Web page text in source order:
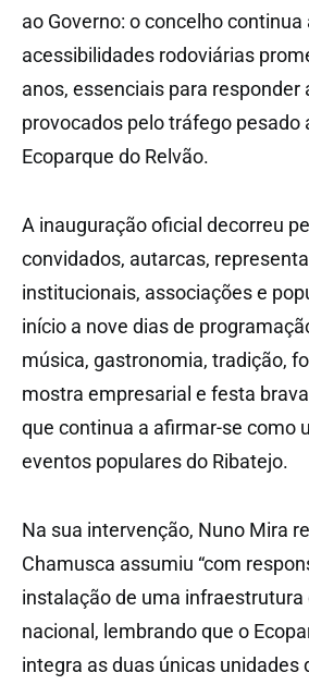
ao Governo: o concelho continua
acessibilidades rodoviárias
anos, essenciais para responder
provocados pelo tráfego pesado
Ecoparque do Relvão.
A inauguração oficial decorreu
convidados, autarcas,
institucionais, associações e
início a nove dias de
música, gastronomia, tradição,
mostra empresarial e festa
que continua a afirmar-se como
eventos populares do Ribatejo.
Na sua intervenção, Nuno Mira
Chamusca assumiu “com
instalação de uma infraestrutura
nacional, lembrando que o
integra as duas únicas unidades